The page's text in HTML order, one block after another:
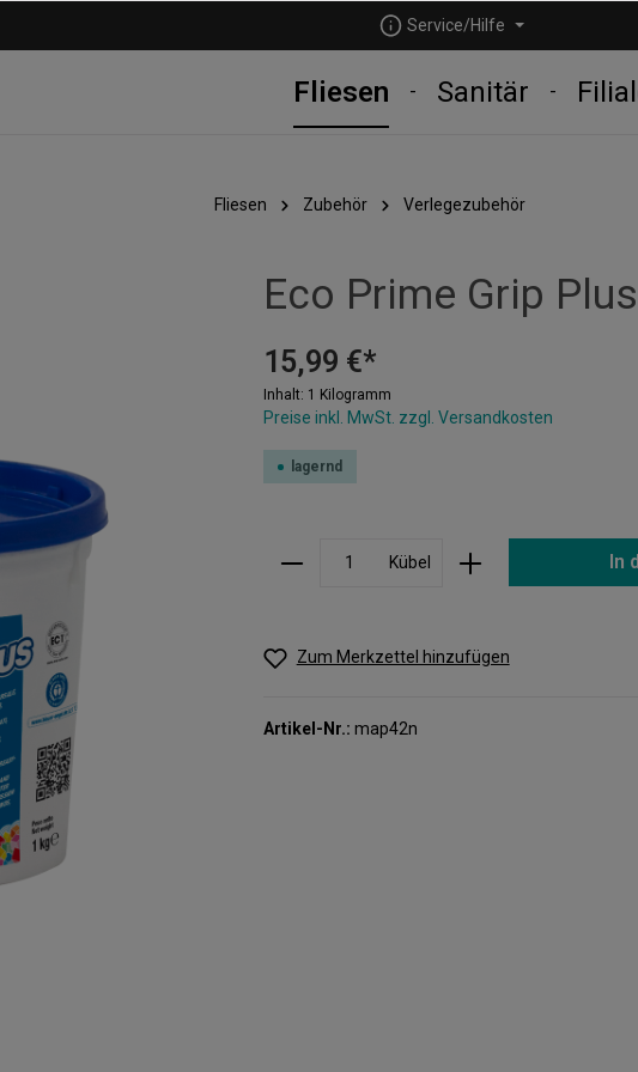
Service/Hilfe
Fliesen Sanitär
Fliesen Zubehör Verlegezubehör
Eco Prime Grip
15,99 €*
Inhalt: 1 Kilogramm
Preise inkl. MwSt. zzgl. Versandkosten
lagernd
Kübel In
Zum Merkzettel hinzufügen
Artikel-Nr.: map42n